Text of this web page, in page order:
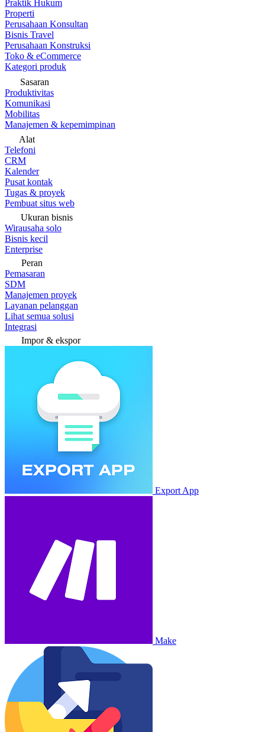
Praktik Hukum
Properti
Perusahaan Konsultan
Bisnis Travel
Perusahaan Konstruksi
Toko & eCommerce
Kategori produk
Sasaran
Produktivitas
Komunikasi
Mobilitas
Manajemen & kepemimpinan
Alat
Telefoni
CRM
Kalender
Pusat kontak
Tugas & proyek
Pembuat situs web
Ukuran bisnis
Wirausaha solo
Bisnis kecil
Enterprise
Peran
Pemasaran
SDM
Manajemen proyek
Layanan pelanggan
Lihat semua solusi
Integrasi
Impor & ekspor
Export App
Make